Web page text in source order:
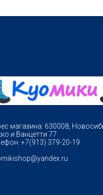
магазина: 630008,
и Ванцетти 77
+7(913) 379-20-19